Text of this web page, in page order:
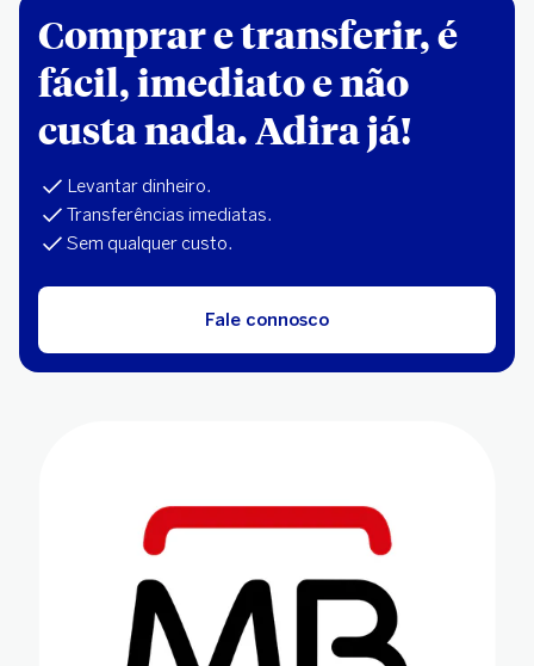
Comprar e transferir, é
fácil, imediato e não
custa nada. Adira já!
Levantar dinheiro.
Transferências imediatas.
Sem qualquer custo.
Fale connosco